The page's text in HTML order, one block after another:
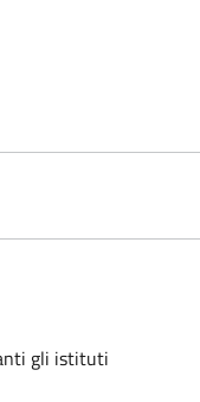
gli istituti